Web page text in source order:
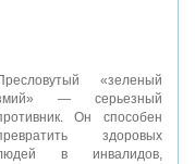
«зеленый
— серьезный
Он способен
здоровых
в инвалидов,